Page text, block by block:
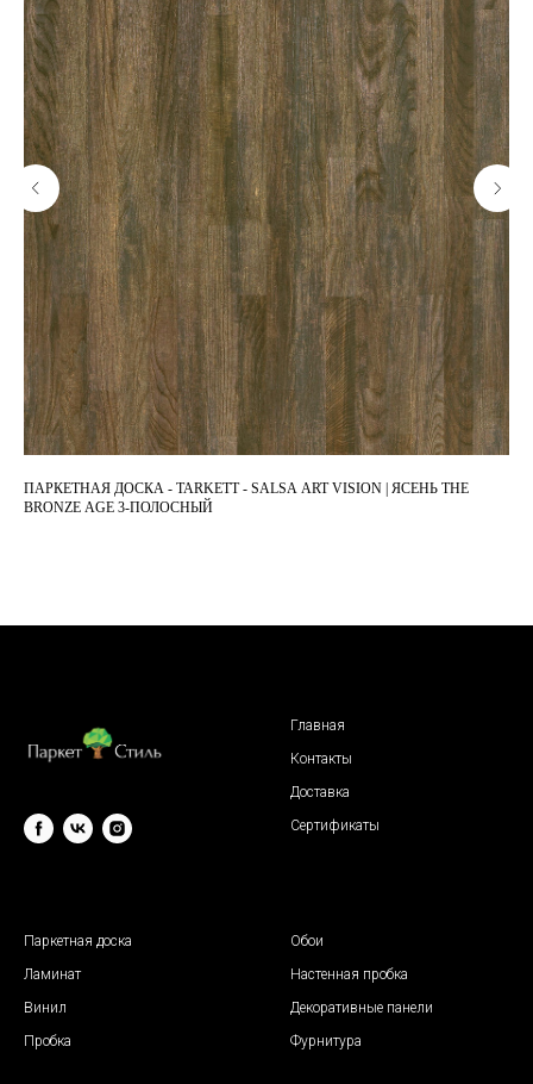
ПАРКЕТНАЯ ДОСКА - TARKETT - SALSA ART VISION | ЯСЕНЬ THE
BRONZE AGE 3-ПОЛОСНЫЙ
Главная
Контакты
Доставка
Сертификаты
Паркетная доска
Ламинат
Винил
Пробка
Обои
Настенная пробка
Декоративные панели
Фурнитура